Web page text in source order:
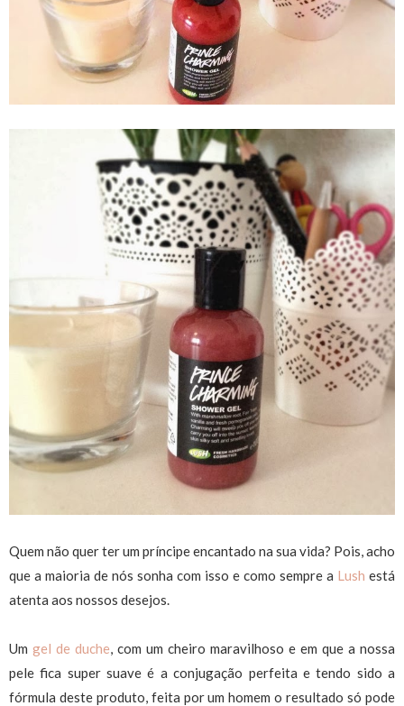
Quem não quer ter um príncipe encantado na sua vida? Pois, acho
que a maioria de nós sonha com isso e como sempre a Lush está
atenta aos nossos desejos.
Um gel de duche, com um cheiro maravilhoso e em que a nossa
pele fica super suave é a conjugação perfeita e tendo sido a
fórmula deste produto, feita por um homem o resultado só pode